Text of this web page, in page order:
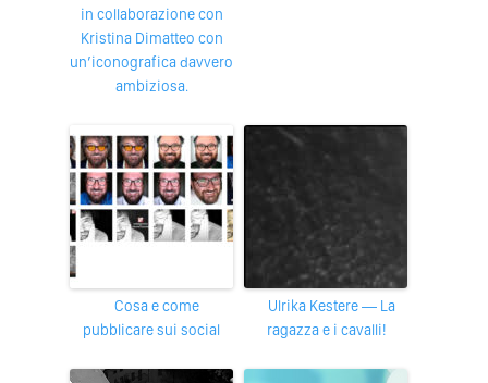
in collaborazione con
Kristina Dimatteo con
un’iconografica davvero
ambiziosa.
Cosa e come
pubblicare sui social
Ulrika Kestere — La
ragazza e i cavalli!